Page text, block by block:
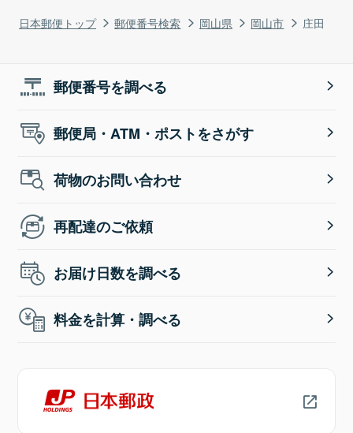
日本郵便トップ 郵便番号検索 岡山県 岡山市 庄田
郵便番号を調べる
郵便局・ATM・ポストをさがす
荷物のお問い合わせ
再配達のご依頼
お届け日数を調べる
料金を計算・調べる